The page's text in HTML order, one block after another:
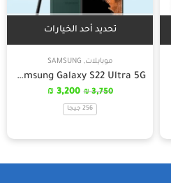
تحديد أحد الخيارات
موبايلات,
SAMSUNG
Samsung Galaxy S22 Ultra 5G
3,750
₪
3,200
₪
256 جيجا